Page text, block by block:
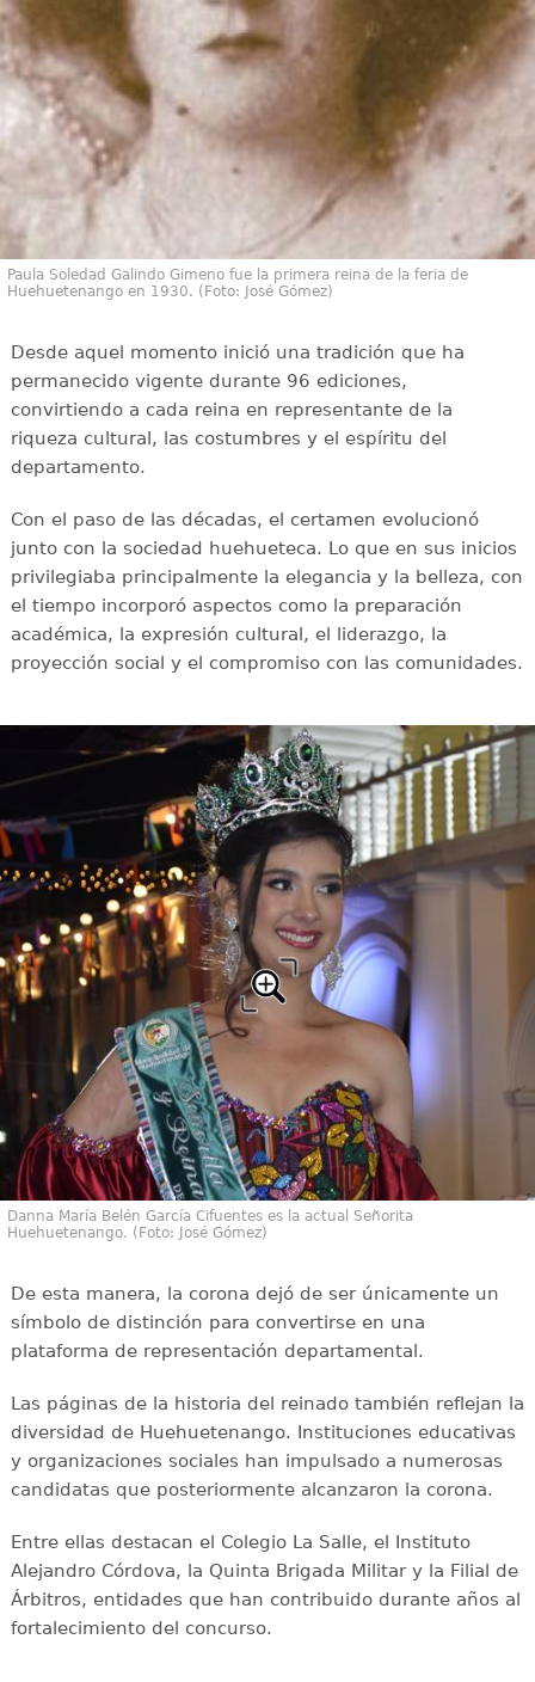
Paula Soledad Galindo Gimeno fue la primera reina de la feria de
Huehuetenango en 1930. (Foto: José Gómez)
Desde aquel momento inició una tradición que ha
permanecido vigente durante 96 ediciones,
convirtiendo a cada reina en representante de la
riqueza cultural, las costumbres y el espíritu del
departamento.
Con el paso de las décadas, el certamen evolucionó
junto con la sociedad huehueteca. Lo que en sus inicios
privilegiaba principalmente la elegancia y la belleza, con
el tiempo incorporó aspectos como la preparación
académica, la expresión cultural, el liderazgo, la
proyección social y el compromiso con las comunidades.
Danna María Belén García Cifuentes es la actual Señorita
Huehuetenango. (Foto: José Gómez)
De esta manera, la corona dejó de ser únicamente un
símbolo de distinción para convertirse en una
plataforma de representación departamental.
Las páginas de la historia del reinado también reflejan la
diversidad de Huehuetenango. Instituciones educativas
y organizaciones sociales han impulsado a numerosas
candidatas que posteriormente alcanzaron la corona.
Entre ellas destacan el Colegio La Salle, el Instituto
Alejandro Córdova, la Quinta Brigada Militar y la Filial de
Árbitros, entidades que han contribuido durante años al
fortalecimiento del concurso.